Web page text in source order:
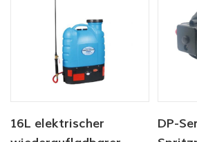
16L elektrischer
DP-